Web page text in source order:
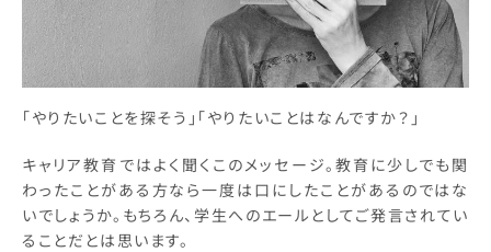
「やりたいことを探そう」「やりたいことはなんですか？」
キャリア教育ではよく聞くこのメッセージ。教育に少しでも関
わったことがある方なら一度は口にしたことがあるのではな
いでしょうか。もちろん、学生へのエールとしてご発言されてい
ることだとは思います。